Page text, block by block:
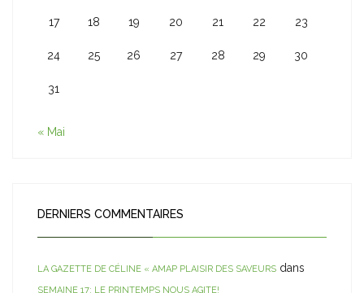
17 18 19 20 21 22 23
24 25 26 27 28 29 30
31
« Mai
DERNIERS COMMENTAIRES
LA GAZETTE DE CÉLINE « AMAP PLAISIR DES SAVEURS dans
SEMAINE 17: LE PRINTEMPS NOUS AGITE!